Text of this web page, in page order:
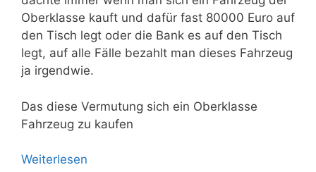
Oberklasse kauft und dafür fast 80000 Euro auf
den Tisch legt oder die Bank es auf den Tisch
legt, auf alle Fälle bezahlt man dieses Fahrzeug
ja irgendwie.
Das diese Vermutung sich ein Oberklasse
Fahrzeug zu kaufen
Weiterlesen